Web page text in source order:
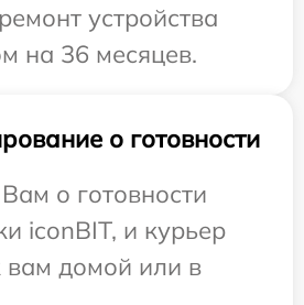
устройства
на 36 месяцев.
о готовности
о готовности
iconBIT, и курьер
вам домой или в